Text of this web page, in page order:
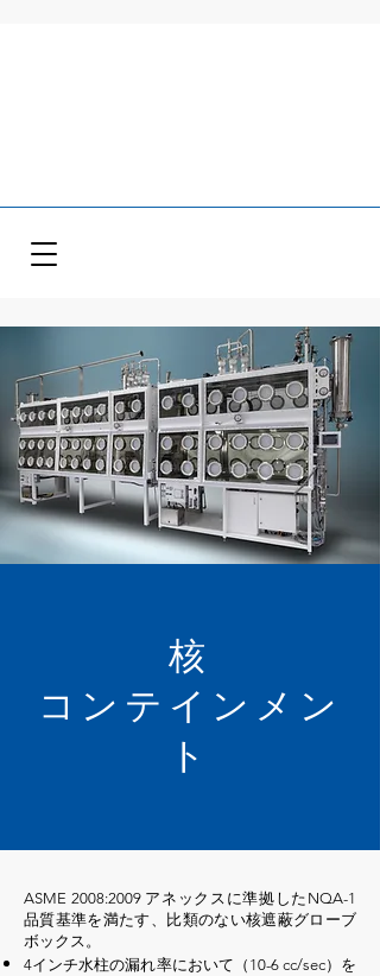
核
コンテインメン
ト
ASME 2008:2009 アネックスに準拠したNQA-1
品質基準を満たす、比類のない核遮蔽グローブ
ボックス。
4インチ水柱の漏れ率において（10-6 cc/sec）を